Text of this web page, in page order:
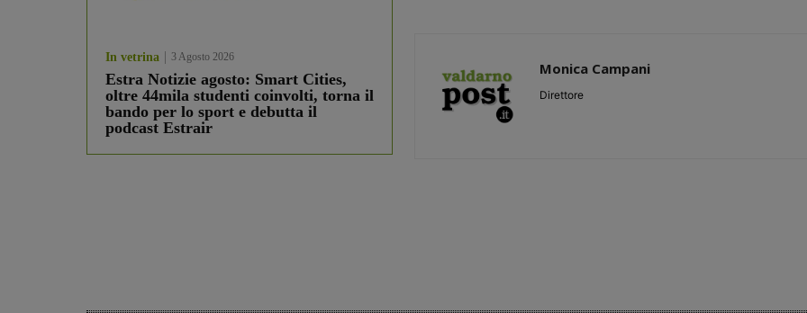
In vetrina 3 Agosto 2026
Estra Notizie agosto: Smart Cities,
oltre 44mila studenti coinvolti, torna il
bando per lo sport e debutta il
podcast Estrair
Monica Campani
Direttore